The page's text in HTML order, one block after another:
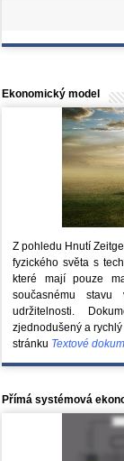
Ekonomický model
Z pohledu Hnutí
fyzického světa s
které mají pouze
současnému
udržitelnosti.
zjednodušený a
stránku Textové
Přímá systémová